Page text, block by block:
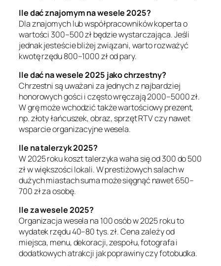
Ile dać znajomym na wesele 2025?
Dla znajomych lub współpracowników koperta o
wartości 300–500 zł będzie wystarczająca. Jeśli
jednak jesteście bliżej związani, warto rozważyć
kwotę rzędu 800–1000 zł od pary.
Ile dać na wesele 2025 jako chrzestny?
Chrzestni są uważani za jednych z najbardziej
honorowych gości i często wręczają 2000–5000 zł.
W grę może wchodzić także wartościowy prezent,
np. złoty łańcuszek, obraz, sprzęt RTV czy nawet
wsparcie organizacyjne wesela.
Ile na talerzyk 2025?
W 2025 roku koszt talerzyka waha się od 300 do 500
zł w większości lokali. W prestiżowych salach w
dużych miastach suma może sięgnąć nawet 650–
700 zł za osobę.
Ile za wesele 2025?
Organizacja wesela na 100 osób w 2025 roku to
wydatek rzędu 40–80 tys. zł. Cena zależy od
miejsca, menu, dekoracji, zespołu, fotografa i
dodatkowych atrakcji jak poprawiny czy fotobudka.